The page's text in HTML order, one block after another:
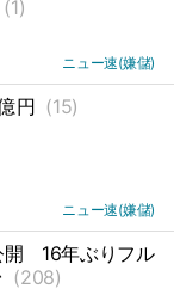
(1)
ニュー速(嫌儲)
円 (15)
ニュー速(嫌儲)
開
16年ぶりフル
(208)